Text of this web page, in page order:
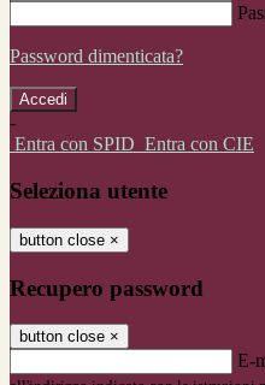
Password dimenticata?
-
Entra con SPID Entra con CIE
Seleziona utente
button close ×
Recupero password
button close ×
E-